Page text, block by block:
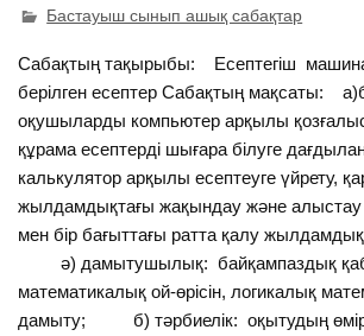
Бастауыш сынып ашық сабақтар
Сабақтың тақырыбы: Есептегіш
берілген есептер Сабақтың мақсаты:
оқушыларды компьютер арқылы
құрама есептерді шығара білуге
калькулятор арқылы есептеуге үйрету,
жылдамдықтағы жақындау және
мен бір бағыттағы ратта қалу
ә) дамытушылық: байқампаздық
математикалық ой-өрісін, логикалық
дамыту; б) тәрбиелік: оқытудың